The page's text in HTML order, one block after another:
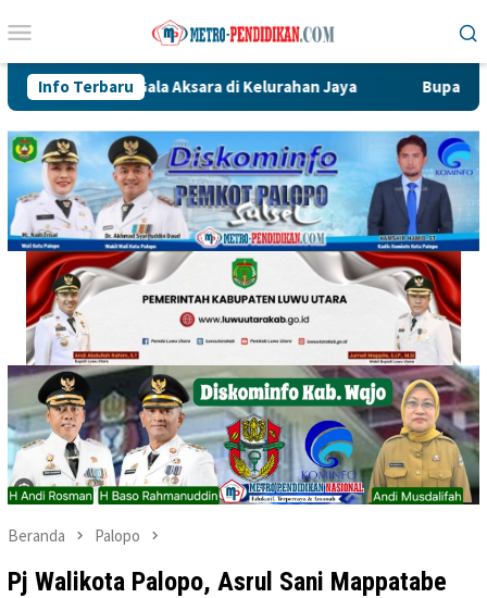
ke
Mobile
Info Terbaru
Aksara di Kelurahan Jaya Bupati Luwu Utara
Beranda Palopo
Pj Walikota Palopo, Asrul Sani Mappatabe